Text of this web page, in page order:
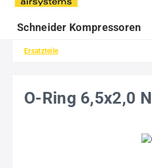
Schneider Kompressoren
Ersatzteile
O-Ring 6,5x2,0